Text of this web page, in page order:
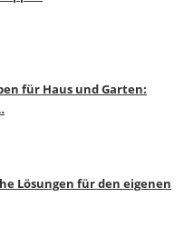
für Haus und Garten:
Lösungen für den eigenen